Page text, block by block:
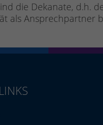
die Dekanate, d.h.
als Ansprechpartner